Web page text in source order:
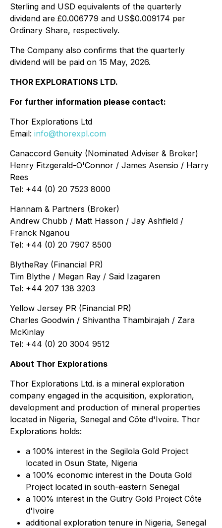
Sterling and USD equivalents of the quarterly
dividend are £0.006779 and US$0.009174 per
Ordinary Share, respectively.
The Company also confirms that the quarterly
dividend will be paid on 15 May, 2026.
THOR EXPLORATIONS LTD.
For further information please contact:
Thor Explorations Ltd
Email: info@thorexpl.com
Canaccord Genuity (Nominated Adviser & Broker)
Henry Fitzgerald-O'Connor / James Asensio / Harry
Rees
Tel: +44 (0) 20 7523 8000
Hannam & Partners (Broker)
Andrew Chubb / Matt Hasson / Jay Ashfield /
Franck Nganou
Tel: +44 (0) 20 7907 8500
BlytheRay (Financial PR)
Tim Blythe / Megan Ray / Said Izagaren
Tel: +44 207 138 3203
Yellow Jersey PR (Financial PR)
Charles Goodwin / Shivantha Thambirajah / Zara
McKinlay
Tel: +44 (0) 20 3004 9512
About Thor Explorations
Thor Explorations Ltd. is a mineral exploration
company engaged in the acquisition, exploration,
development and production of mineral properties
located in Nigeria, Senegal and Côte d'Ivoire. Thor
Explorations holds:
a 100% interest in the Segilola Gold Project
located in Osun State, Nigeria
a 100% economic interest in the Douta Gold
Project located in south-eastern Senegal
a 100% interest in the Guitry Gold Project Côte
d'Ivoire
additional exploration tenure in Nigeria, Senegal